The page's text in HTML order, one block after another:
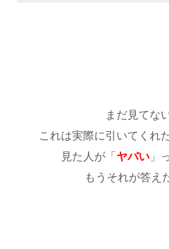
まだ見てな
これは実際に引いてくれ
見た人が「 ヤバい 」
もうそれが答え